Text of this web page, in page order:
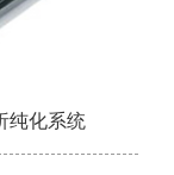
纯化系统